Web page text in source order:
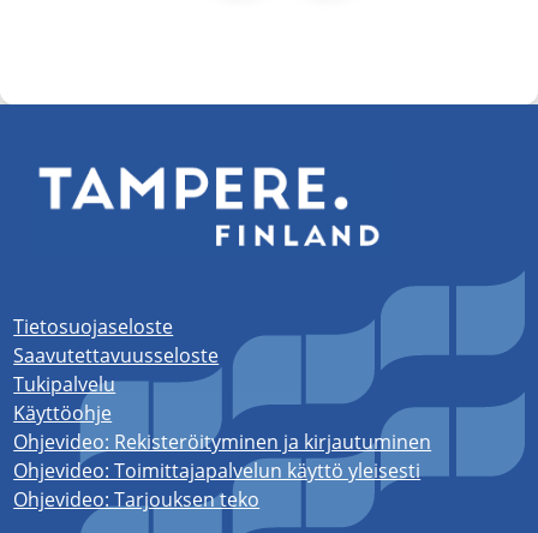
Tietosuojaseloste
Saavutettavuusseloste
Tukipalvelu
Käyttöohje
Ohjevideo: Rekisteröityminen ja kirjautuminen
Ohjevideo: Toimittajapalvelun käyttö yleisesti
Ohjevideo: Tarjouksen teko